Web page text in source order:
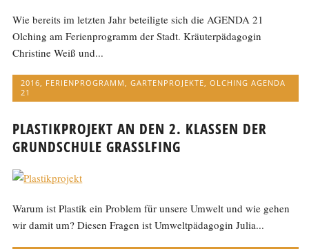
Wie bereits im letzten Jahr beteiligte sich die AGENDA 21
Olching am Ferienprogramm der Stadt. Kräuterpädagogin
Christine Weiß und...
2016 FERIENPROGRAMM ,GARTENPROJEKTE ,OLCHING AGENDA
21
PLASTIKPROJEKT AN DEN 2. KLASSEN DER
GRUNDSCHULE GRASSLFING
Warum ist Plastik ein Problem für unsere Umwelt und wie gehen
wir damit um? Diesen Fragen ist Umweltpädagogin Julia...